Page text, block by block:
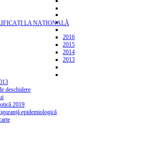
LA NAȚIONALĂ
2016
2015
2014
2013
deschidere
2019
epidemiologică